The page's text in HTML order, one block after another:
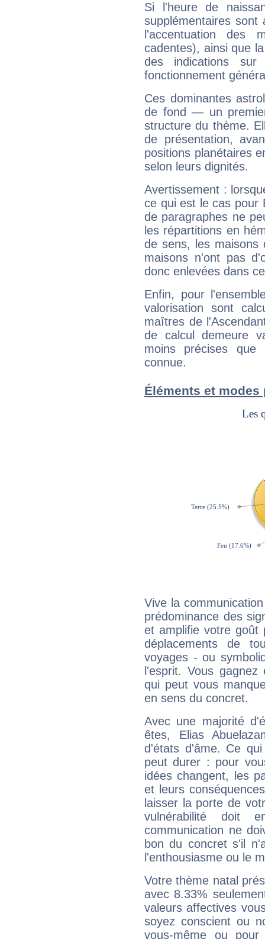
Si l'heure de
supplémentaires sont
l'accentuation des
cadentes), ainsi que
des indications sur
fonctionnement
Ces dominantes
de fond — un
structure du thème.
de présentation,
positions planétaires
selon leurs dignités.
Avertissement :
ce qui est le cas pour
de paragraphes ne
les répartitions en
de sens, les maisons
maisons n'ont pas
donc enlevées dans
Enfin, pour
valorisation sont
maîtres de
de calcul demeure
moins précises que
connue.
Éléments et modes
Vive la
prédominance des
et amplifie votre goût
déplacements de
voyages - ou
l'esprit. Vous
qui peut vous
en sens du concret.
Avec une majorité
êtes, Elias
d'états d'âme. Ce
peut durer : pour
idées changent, les
et leurs
laisser la porte de
vulnérabilité doit
communication ne
bon du concret s'il
l'enthousiasme ou le
Votre thème natal
avec 8.33%
valeurs affectives
soyez conscient ou
vous-même ou